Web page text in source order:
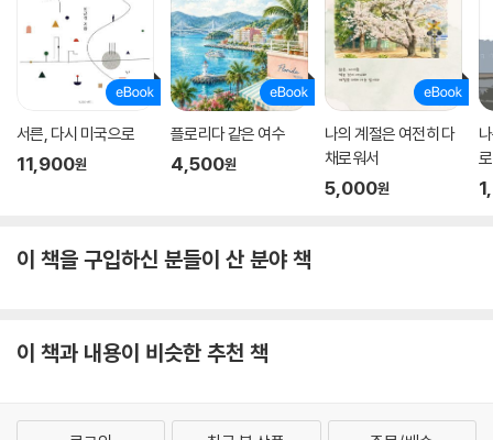
서른, 다시 미국으로
11,900원
플로리다 같은 여수
4,500원
나의 계절은 여전히 다
채로워서
5,000원
이 책을 구입하신 분들이 산 분야 책
이 책과 내용이 비슷한 추천 책